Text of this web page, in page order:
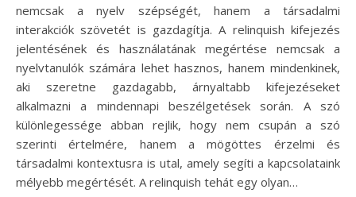
nemcsak a nyelv szépségét, hanem a társadalmi
interakciók szövetét is gazdagítja. A relinquish kifejezés
jelentésének és használatának megértése nemcsak a
nyelvtanulók számára lehet hasznos, hanem mindenkinek,
aki szeretne gazdagabb, árnyaltabb kifejezéseket
alkalmazni a mindennapi beszélgetések során. A szó
különlegessége abban rejlik, hogy nem csupán a szó
szerinti értelmére, hanem a mögöttes érzelmi és
társadalmi kontextusra is utal, amely segíti a kapcsolataink
mélyebb megértését. A relinquish tehát egy olyan…